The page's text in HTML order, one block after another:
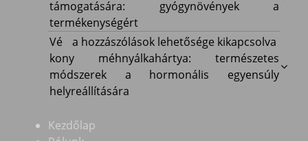
fizetés
bejegyzéshez
akciókra
épülő
online
piacon
az
ovuláció
támogatására:
gyógynövények
a
termékenységért
támogatására: gyógynövények a
termékenységért
Vékony
méhnyálkahártya:
természetes
módszerek
hormonális
a hozzászólások lehetősége kikapcsolva
Vé
kony méhnyálkahártya: természetes
módszerek a hormonális egyensúly
helyreállítására
Kezdőlap